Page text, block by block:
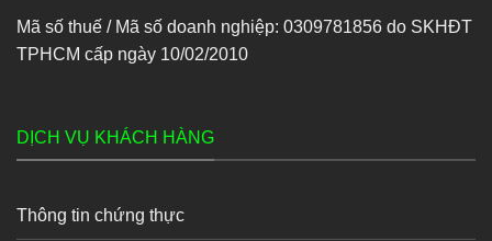
Mã số thuế / Mã số doanh nghiệp: 0309781856 do SKHĐT
TPHCM cấp ngày 10/02/2010
DỊCH VỤ KHÁCH HÀNG
Thông tin chứng thực